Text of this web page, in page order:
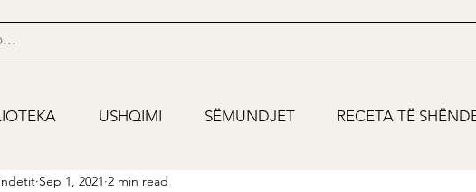
USHQIMI SËMUNDJET RECETA TË
Sep 1, 2021 2 min read